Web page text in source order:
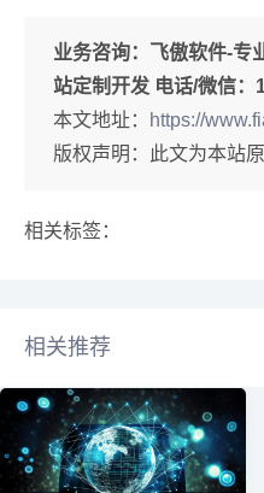
业务咨询： 飞傲软件-专
站定制开发 电话/微信：
本文地址：
https://
版权声明：此文为本站
相关标签：
相关推荐